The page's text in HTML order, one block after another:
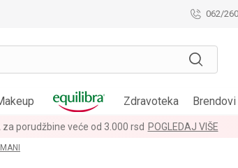
062/
Zdravoteka Brendovi
za porudžbine veće od 3.000 rsd POGLEDAJ VIŠE